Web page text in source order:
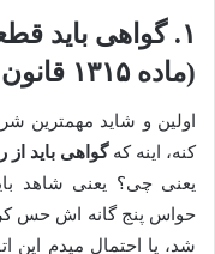
۱. گواهی باید
(ماده ۱۳۱۵ قانون مدنی)
اولین و شاید مهمترین
کنه، اینه کهگواهی باید
یعنی چی؟ یعنی شاهد
حواس پنج گانه اش حس
شد، یا احتمال میدم این